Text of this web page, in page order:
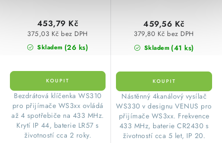
Skladem (26 ks)
375,03 Kč bez DPH
453,79 Kč
​Bezdrátová klíčenka WS310
pro přijímače WS3xx ovládá
až 4 spotřebiče na 433 MHz.
Krytí IP 44, baterie LR57 s
životností cca 2 roky.
Skladem (41 ks)
379,80 Kč bez DPH
459,56 Kč
​Nástěnný 4kanálový vysílač
WS330 v designu VENUS pro
přijímače WS3xx. Frekvence
433 MHz, baterie CR2430 s
životností cca 5 let, IP 20.